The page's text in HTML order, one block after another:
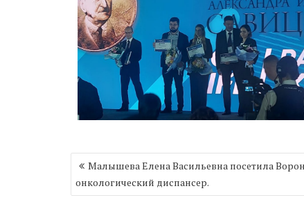
Навигация
по
записям
Малышева Елена Васильевна посетила
онкологический диспансер.